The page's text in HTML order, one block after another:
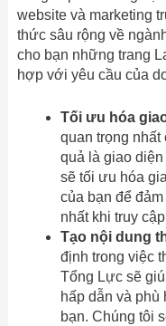
website và marketing
thức sâu rộng về
cho bạn những trang
hợp với yêu cầu của
Tối ưu hóa
quan trọng nhất
quả là giao
sẽ tối ưu hóa
của bạn để
nhất khi truy
Tạo nội dung
định trong việc
Tổng Lực sẽ
hấp dẫn và
bạn. Chúng tôi